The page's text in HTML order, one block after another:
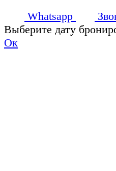
Whatsapp
Выберите дату
Ок